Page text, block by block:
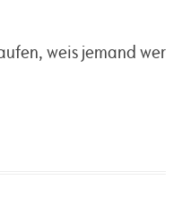
weis jemand wer